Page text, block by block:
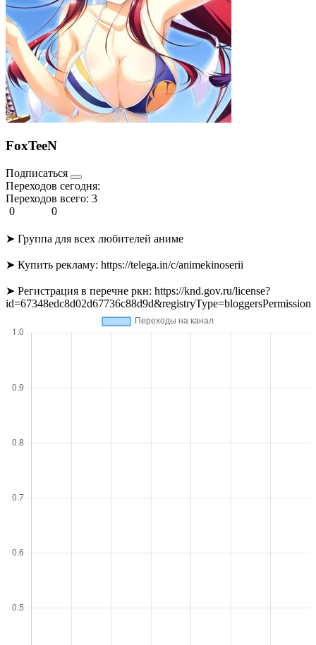
FoxTeeN
Подписаться
Переходов сегодня:
Переходов всего: 3
0
0
➤ Группа для всех любителей аниме
➤ Купить рекламу: https://telega.in/c/animekinoserii
➤ Регистрация в перечне ркн: https://knd.gov.ru/license?
id=67348edc8d02d67736c88d9d&registryType=bloggersPermission